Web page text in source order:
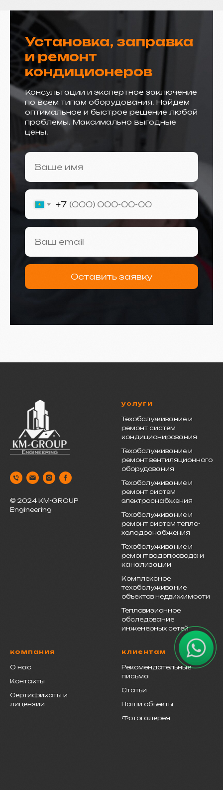
Установка, заправка
и ремонт
кондиционеров
Консультации и экспертное заключение
по всем типам оборудования. Найдем
оптимальное и быстрое решение любой
проблемы. Максимально выгодные
цены.
+7
Оставить заявку
© 2024 KM-GROUP
Engineering
услуги
Техобслуживание и
ремонт систем
кондиционирования
Техобслуживание и
ремонт вентиляционного
оборудования
Техобслуживание и
ремонт систем
электроснабжения
Техобслуживание и
ремонт систем тепло-
холодоснабжения
Техобслуживание и
ремонт водопровода и
канализации
Комплексное
техобслуживание
объектов недвижимости
Тепловизионное
обследование
инженерных сетей
компания
О нас
Контакты
Сертификаты и
лицензии
клиентам
Рекомендательные
письма
Статьи
Наши объекты
Фотогалерея